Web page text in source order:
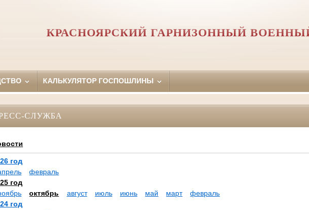
КРАСНОЯРСКИЙ ГАРНИЗОННЫЙ
КАЛЬКУЛЯТОР ГОСПОШЛИНЫ
СЛУЖБА
год
февраль
год
октябрь август июль июнь май март
февраль
год